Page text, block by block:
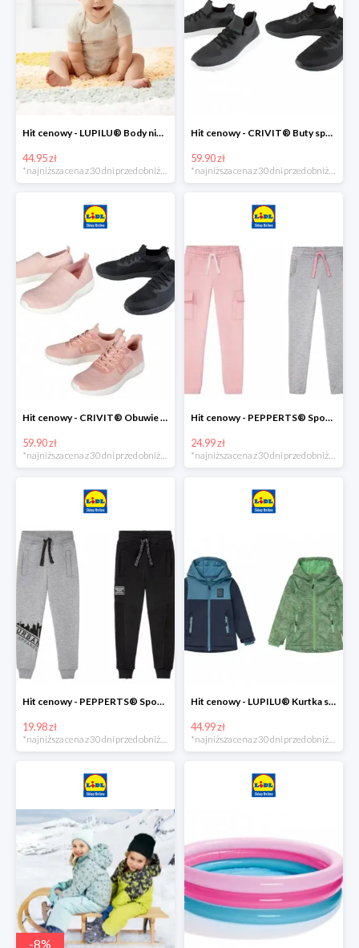
Hit cenowy - LUPILU® Body niemowlęce z biobawełny, z krótkim rękawem, 5 sztuk
44.95 zł
*najniższa cena z 30 dni przed obniżką
Hit cenowy - CRIVIT® Buty sportowe chłopięce WellWalk, 1 para
59.90 zł
*najniższa cena z 30 dni przed obniżką
Hit cenowy - CRIVIT® Obuwie dziewczęce sportowe i na co dzień, 1 para
59.90 zł
Hit cenowy - PEPPERTS® Spodnie dresowe dziewczęce, 1 para
24.99 zł
Hit cenowy - PEPPERTS® Spodnie dresowe chłopięce, 1 para
19.98 zł
Hit cenowy - LUPILU® Kurtka softshell chłopięca, 1 sztuka
44.99 zł
-8%